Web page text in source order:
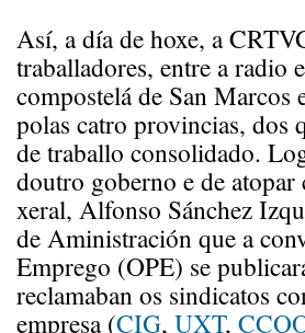
Así, a día de hoxe, a
traballadores, entre a radio
compostelá de San Marcos
polas catro provincias, dos
de traballo consolidado.
doutro goberno e de
xeral, Alfonso Sánchez
de Aministración que a
Emprego (OPE) se
reclamaban os sindicatos
empresa (CIG, UXT,